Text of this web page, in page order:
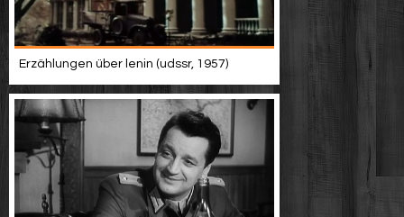
Erzählungen über lenin (udssr, 1957)